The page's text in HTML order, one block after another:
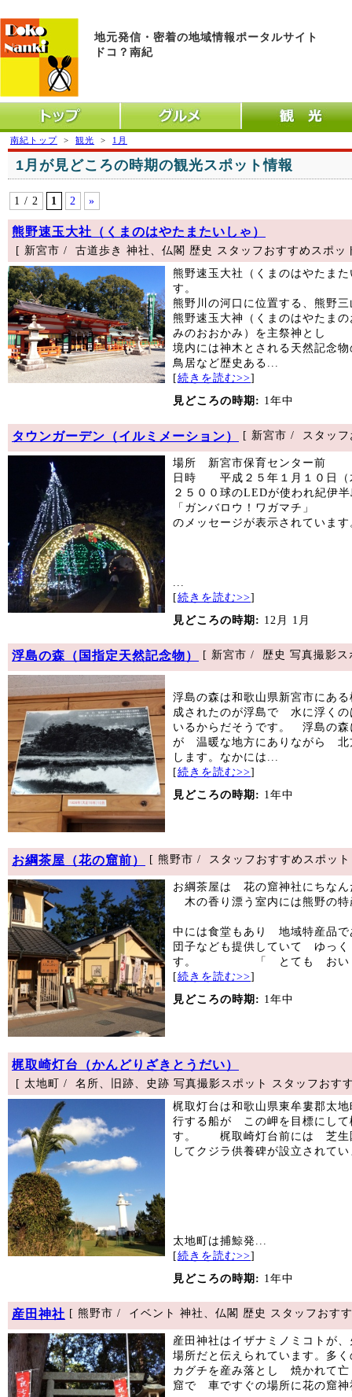
地元発信・密着の地域情報ポータルサイト
ドコ？南紀
トップ グルメ 観光
南紀トップ > 観光 > 1月
1月が見どころの時期の観光スポット情報
1 / 2 1 2 »
熊野速玉大社（くまのはやたまたいしゃ）
[ 新宮市 / 古道歩き 神社、仏閣 歴史 スタッフおすすめスポッ
熊野速玉大社（くまのはやたま
す。
熊野川の河口に位置する、熊野
熊野速玉大神（くまのはやたま
みのおおかみ）を主祭神とし
境内には神木とされる天然記念
鳥居など歴史ある...
[続きを読む>>]
見どころの時期: 1年中
タウンガーデン（イルミメーション） [ 新宮市 / スタッフ
場所 新宮市保育センター前
日時 平成２５年１月１０日（
２５００球のLEDが使われ紀伊
「ガンバロウ！ワガマチ」
のメッセージが表示されています
...
[続きを読む>>]
見どころの時期: 12月 1月
浮島の森（国指定天然記念物） [ 新宮市 / 歴史 写真撮影ス
浮島の森は和歌山県新宮市にあ
成されたのが浮島で 水に浮く
いるからだそうです。 浮島の
が 温暖な地方にありながら 北
します。なかには...
[続きを読む>>]
見どころの時期: 1年中
お綱茶屋（花の窟前） [ 熊野市 / スタッフおすすめスポッ
お綱茶屋は 花の窟神社にちなん
木の香り漂う室内には熊野の
中には食堂もあり 地域特産品
団子なども提供していて ゆっ
す。 「 とても おい
[続きを読む>>]
見どころの時期: 1年中
梶取崎灯台（かんどりざきとうだい）
[ 太地町 / 名所、旧跡、史跡 写真撮影スポット スタッフおす
梶取灯台は和歌山県東牟婁郡太
行する船が この岬を目標にして
す。 梶取崎灯台前には 芝生
してクジラ供養碑が設立されて
太地町は捕鯨発...
[続きを読む>>]
見どころの時期: 1年中
産田神社 [ 熊野市 / イベント 神社、仏閣 歴史 スタッフおす
産田神社はイザナミノミコトが
場所だと伝えられています。多
カグチを産み落とし 焼かれて亡
窟で 車ですぐの場所に花の窟神